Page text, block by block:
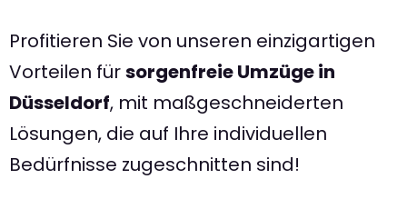
Profitieren Sie von unseren einzigartigen
Vorteilen fürsorgenfreie Umzüge in
Düsseldorf, mit maßgeschneiderten
Lösungen, die auf Ihre individuellen
Bedürfnisse zugeschnitten sind!